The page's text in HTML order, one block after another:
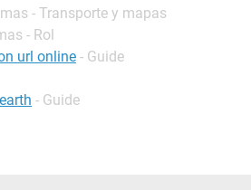
- Transporte y mapas
- Rol
url online - Guide
- Guide